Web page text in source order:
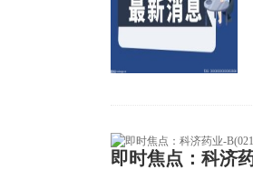
即时焦点：科济